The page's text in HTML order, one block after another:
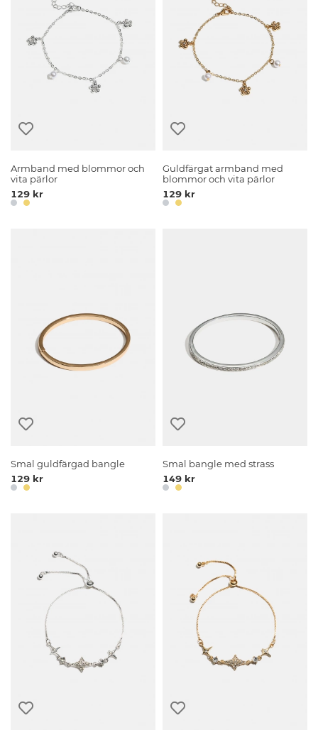
Armband med blommor och
vita pärlor
129 kr
Guldfärgat armband med
blommor och vita pärlor
129 kr
Smal guldfärgad bangle
129 kr
Smal bangle med strass
149 kr